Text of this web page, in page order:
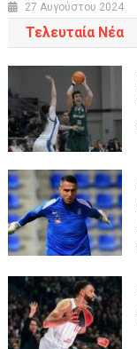
27 Αυγούστου 2024
Τελευταία Νέα